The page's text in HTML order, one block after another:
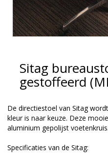
Sitag
gestoffeerd
De directiestoel van Sitag
kleur is naar keuze. Deze
aluminium gepolijst voetenkruis.
Specificaties van de Sitag: